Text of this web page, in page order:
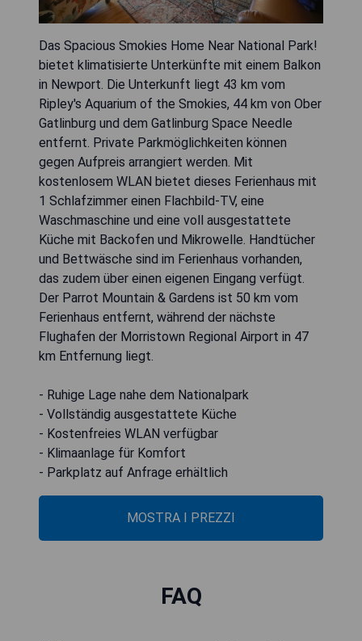
Das Spacious Smokies Home Near National Park!
bietet klimatisierte Unterkünfte mit einem Balkon
in Newport. Die Unterkunft liegt 43 km vom
Ripley's Aquarium of the Smokies, 44 km von Ober
Gatlinburg und dem Gatlinburg Space Needle
entfernt. Private Parkmöglichkeiten können
gegen Aufpreis arrangiert werden. Mit
kostenlosem WLAN bietet dieses Ferienhaus mit
1 Schlafzimmer einen Flachbild-TV, eine
Waschmaschine und eine voll ausgestattete
Küche mit Backofen und Mikrowelle. Handtücher
und Bettwäsche sind im Ferienhaus vorhanden,
das zudem über einen eigenen Eingang verfügt.
Der Parrot Mountain & Gardens ist 50 km vom
Ferienhaus entfernt, während der nächste
Flughafen der Morristown Regional Airport in 47
km Entfernung liegt.
- Ruhige Lage nahe dem Nationalpark
- Vollständig ausgestattete Küche
- Kostenfreies WLAN verfügbar
- Klimaanlage für Komfort
- Parkplatz auf Anfrage erhältlich
MOSTRA I PREZZI
FAQ